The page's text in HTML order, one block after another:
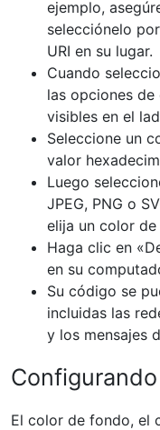
ejemplo,
selecciónelo
URI en su lugar.
Cuando
las opciones
visibles en el
Seleccione un
valor
Luego
JPEG, PNG o
elija un color
Haga clic en
en su
Su código se
incluidas las
y los mensajes
El color de fondo, el